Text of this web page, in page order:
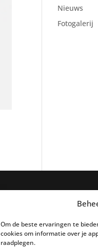
Om de beste ervaringen te
cookies om informatie over je
raadplegen.
Nieuws
Fotogalerij